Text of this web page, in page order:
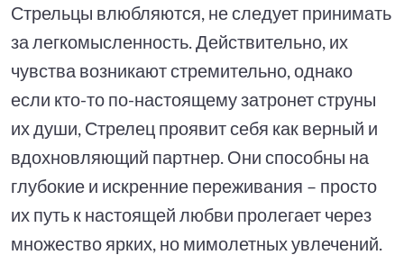
Стрельцы влюбляются, не следует принимать
за легкомысленность. Действительно, их
чувства возникают стремительно, однако
если кто-то по-настоящему затронет струны
их души, Стрелец проявит себя как верный и
вдохновляющий партнер. Они способны на
глубокие и искренние переживания – просто
их путь к настоящей любви пролегает через
множество ярких, но мимолетных увлечений.